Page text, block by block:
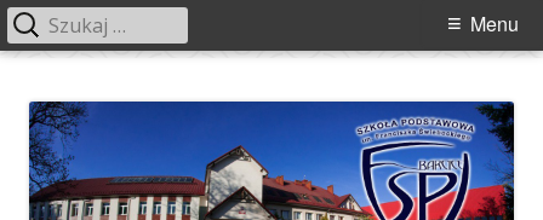
treści
Świebockiego w Barcicach
Menu
Menu
Szukaj: